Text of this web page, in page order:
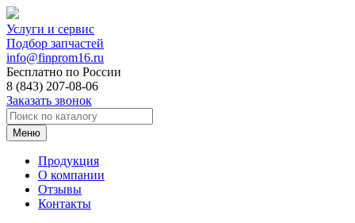
Услуги и сервис
Подбор запчастей
info@finprom16.ru
Бесплатно по России
8 (843) 207-08-06
Заказать звонок
Меню
Продукция
О компании
Отзывы
Контакты